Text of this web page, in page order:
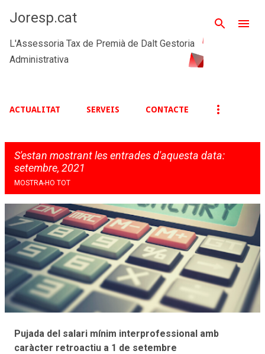
Joresp.cat
L'Assessoria Tax de Premià de Dalt Gestoria
Administrativa
ACTUALITAT SERVEIS CONTACTE
S'estan mostrant les entrades d'aquesta data:
setembre, 2021
MOSTRA-HO TOT
E
n
t
r
a
d
Pujada del salari mínim interprofessional amb
caràcter retroactiu a 1 de setembre